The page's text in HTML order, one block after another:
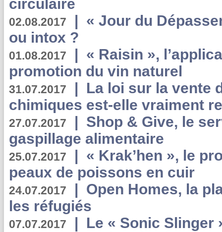
circulaire
02.08.2017 | « Jour du
ou intox ?
01.08.2017 | « Raisin »,
promotion du vin naturel
31.07.2017 | La loi sur la vente
chimiques est-elle vraiment
27.07.2017 | Shop & Give, le
gaspillage alimentaire
25.07.2017 | « Krak’hen », le
peaux de poissons en cuir
24.07.2017 | Open Homes, la
les réfugiés
07.07.2017 | Le « Sonic Slinger